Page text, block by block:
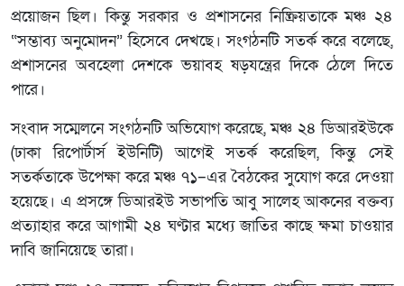
প্রয়োজন ছিল। কিন্তু সরকার ও প্রশাসনের নিষ্ক্রিয়তাকে মঞ্চ ২৪
“সম্ভাব্য অনুমোদন” হিসেবে দেখছে। সংগঠনটি সতর্ক করে বলেছে,
প্রশাসনের অবহেলা দেশকে ভয়াবহ ষড়যন্ত্রের দিকে ঠেলে দিতে
পারে।
সংবাদ সম্মেলনে সংগঠনটি অভিযোগ করেছে, মঞ্চ ২৪ ডিআরইউকে
(ঢাকা রিপোর্টার্স ইউনিটি) আগেই সতর্ক করেছিল, কিন্তু সেই
সতর্কতাকে উপেক্ষা করে মঞ্চ ৭১–এর বৈঠকের সুযোগ করে দেওয়া
হয়েছে। এ প্রসঙ্গে ডিআরইউ সভাপতি আবু সালেহ আকনের বক্তব্য
প্রত্যাহার করে আগামী ২৪ ঘণ্টার মধ্যে জাতির কাছে ক্ষমা চাওয়ার
দাবি জানিয়েছে তারা।